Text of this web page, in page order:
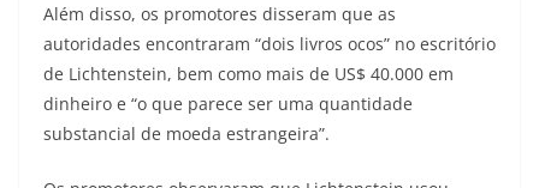
Além disso, os promotores disseram que as
autoridades encontraram “dois livros ocos” no escritório
de Lichtenstein, bem como mais de US$ 40.000 em
dinheiro e “o que parece ser uma quantidade
substancial de moeda estrangeira”.